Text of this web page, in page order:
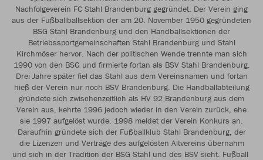
Nachfolgeverein FC Stahl Brandenburg gegründet. Der Verein ging
aus der Fußballballsektion der am 20. November 1950 gegründeten
BSG Stahl Brandenburg und den Handballsektionen der
Betriebssportgemeinschaften Stahl Brandenburg und Stahl
Kirchmöser hervor. Nach der politischen Wende trennte man sich
1990 von den BSG und firmierte fortan als BSV Stahl Brandenburg.
Drei Jahre später fiel das Stahl aus dem Vereinsnamen und fortan
hieß der Verein nur noch BSV Brandenburg. Die Handballabteilung
gründete sich zwischenzeitlich als HV 92 Brandenburg aus dem
Verein aus, kehrte 1996 jedoch wieder in den Verein zurück, ehe
sie 1997 aufgelöst wurde. 1998 meldet der Verein Konkurs an.
Daraufhin gründete sich der Fußballklub Stahl Brandenburg, der
die Lizenzen und Verträge des aufgelösten Altvereins übernahm
und sich in der Tradition der BSG Stahl und des BSV sieht. Fußball